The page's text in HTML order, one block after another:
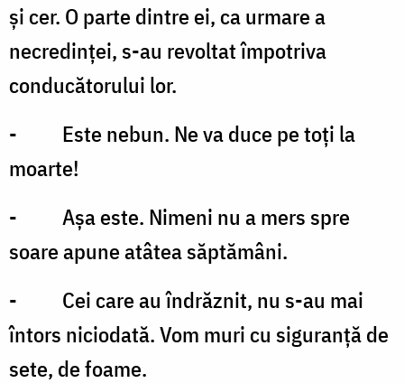
și cer. O parte dintre ei, ca urmare a
necredinței, s-au revoltat împotriva
conducătorului lor.
- Este nebun. Ne va duce pe toți la
moarte!
- Așa este. Nimeni nu a mers spre
soare apune atâtea săptămâni.
- Cei care au îndrăznit, nu s-au mai
întors niciodată. Vom muri cu siguranță de
sete, de foame.